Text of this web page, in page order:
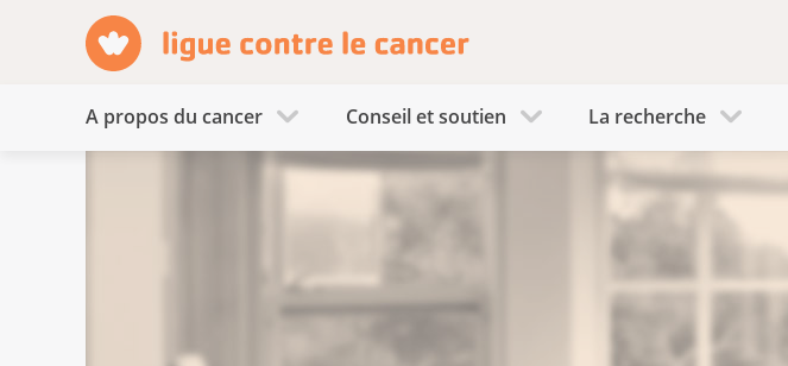
A propos du cancer Conseil et soutien La recherche